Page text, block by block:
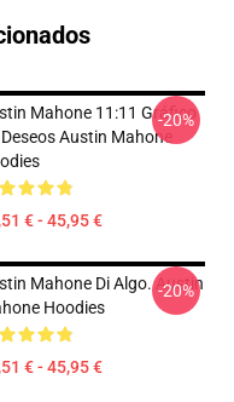
Mahone 11:11 Gráfico
Deseos Austin Mahone
€ - 45,95 €
-20%
Mahone Di Algo. Austin
Hoodies
€ - 45,95 €
-20%